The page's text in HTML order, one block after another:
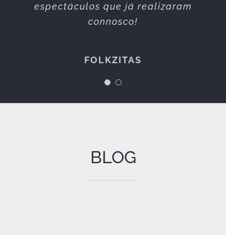
espectáculos que já realizaram
connosco!
FOLKZITAS
Sempre prestáveis. Todos os
serviços prestados sempre da
BLOG